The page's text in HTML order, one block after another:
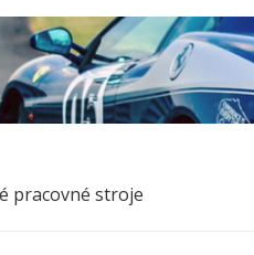
pracovné stroje